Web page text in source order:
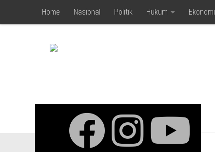
Skip to content
Home Nasional Politik Hukum Ekonomi